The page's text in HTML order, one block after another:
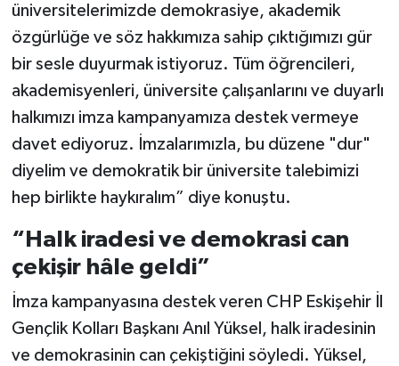
üniversitelerimizde demokrasiye, akademik
özgürlüğe ve söz hakkımıza sahip çıktığımızı gür
bir sesle duyurmak istiyoruz. Tüm öğrencileri,
akademisyenleri, üniversite çalışanlarını ve duyarlı
halkımızı imza kampanyamıza destek vermeye
davet ediyoruz. İmzalarımızla, bu düzene "dur"
diyelim ve demokratik bir üniversite talebimizi
hep birlikte haykıralım” diye konuştu.
“Halk iradesi ve demokrasi can
çekişir hâle geldi”
İmza kampanyasına destek veren CHP Eskişehir İl
Gençlik Kolları Başkanı Anıl Yüksel, halk iradesinin
ve demokrasinin can çekiştiğini söyledi. Yüksel,